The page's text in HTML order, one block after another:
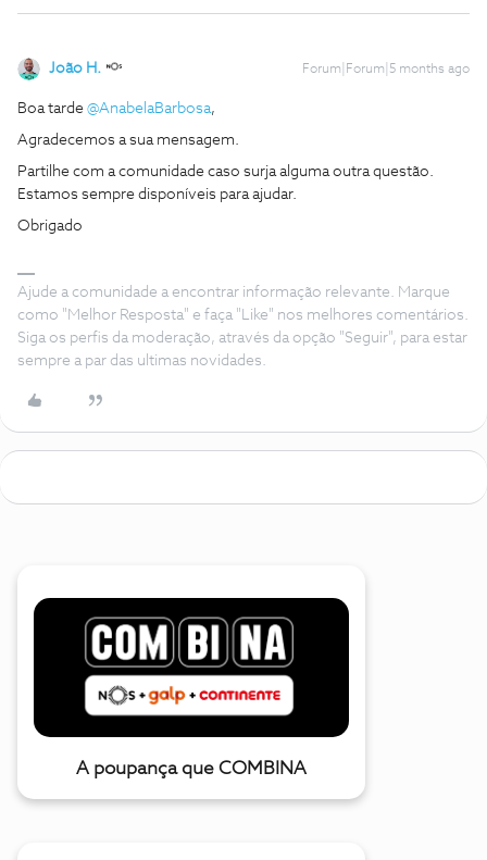
João H. Forum|Forum|5 months ago
Boa tarde ​ @AnabelaBarbosa,
Agradecemos a sua mensagem.
Partilhe com a comunidade caso surja alguma outra questão.
Estamos sempre disponíveis para ajudar.
Obrigado
Ajude a comunidade a encontrar informação relevante. Marque
como "Melhor Resposta" e faça "Like" nos melhores comentários.
Siga os perfis da moderação, através da opção "Seguir", para estar
sempre a par das ultimas novidades.
A poupança que COMBINA